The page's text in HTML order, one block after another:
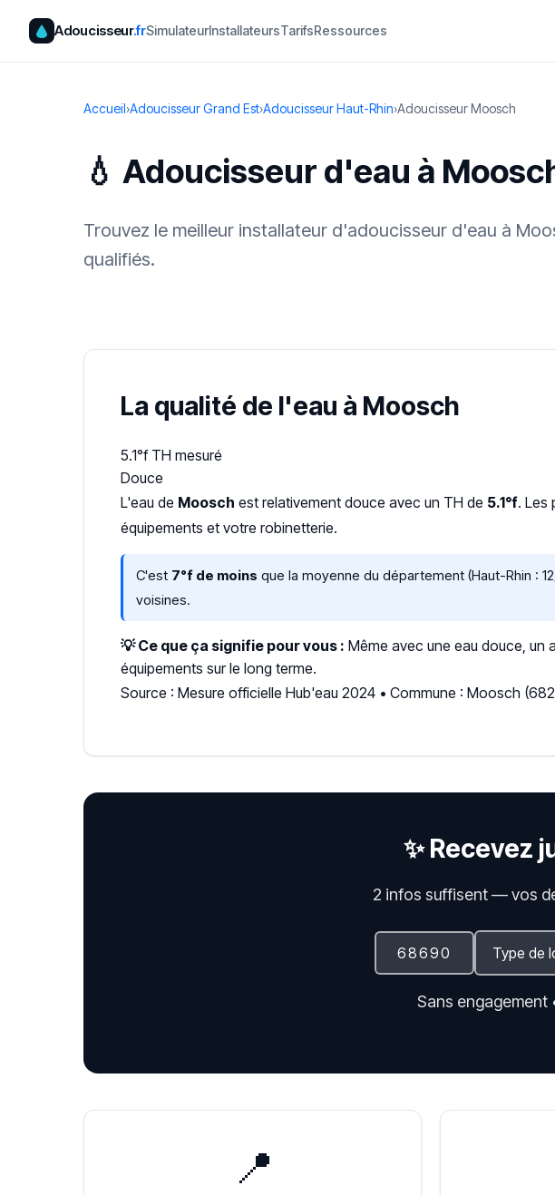
Adoucisseur.frSimulateurInstallateursTarifsRessources
Accueil›Adoucisseur Grand Est›Adoucisseur Haut-Rhin›Adoucisseur Moosch
💧 Adoucisseur d'eau à
Trouvez le meilleur installateur d'adoucisseur d'eau à
qualifiés.
La qualité de l'eau à Moosch
5.1°f TH mesuré
Douce
L'eau de Moosch est relativement douce avec un TH de 5.1°f. Les
équipements et votre robinetterie.
C'est 7°f de moins que la moyenne du département (Haut-Rhin :
voisines.
💡 Ce que ça signifie pour vous : Même avec une eau douce, un
équipements sur le long terme.
Source : Mesure officielle Hub'eau 2024 • Commune : Moosch
✨ Recevez
2 infos suffisent — vos
Sans engagement
📍